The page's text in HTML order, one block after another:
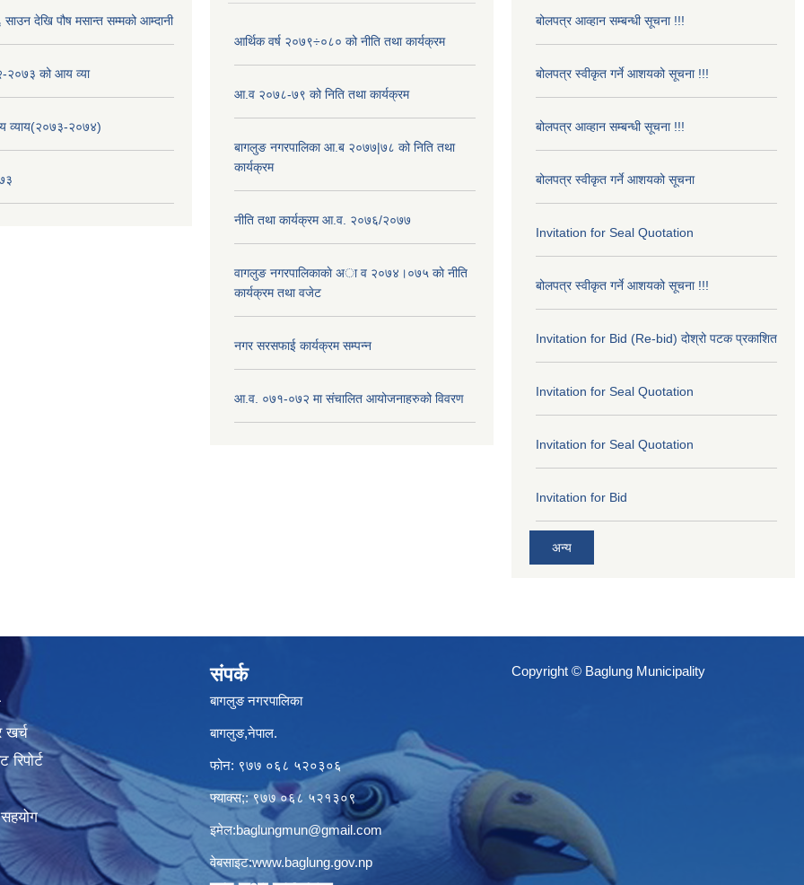
साउन देखि पौष मसान्त सम्मको आम्दानी
को आय व्या
२०७४)
आर्थिक वर्ष २०७९÷०८० को नीति तथा कार्यक्रम
आ.व २०७८-७९ को निति तथा कार्यक्रम
बागलुङ नगरपालिका आ.ब २०७७|७८ को निति तथा
कार्यक्रम
नीति तथा कार्यक्रम आ.व. २०७६/२०७७
वागलुङ नगरपालिकाकाे अा‍ व २०७४।०७५ काे नीति
कार्यक्रम तथा वजेट
नगर सरसफाई कार्यक्रम सम्पन्न
आ.व. ०७१-०७२ मा संचालित आयोजनाहरुको विवरण
बोलपत्र आव्हान सम्बन्धी सूचना !!!
बोलपत्र स्वीकृत गर्ने आशयको सूचना !!!
बोलपत्र आव्हान सम्बन्धी सूचना !!!
बोलपत्र स्वीकृत गर्ने आशयको सूचना
Invitation for Seal Quotation
बोलपत्र स्वीकृत गर्ने आशयको सूचना !!!
Invitation for Bid (Re-bid) दोश्रो पटक प्रकाशित
Invitation for Seal Quotation
Invitation for Seal Quotation
Invitation for Bid
अन्य
खर्च
संपर्क
बागलुङ नगरपालिका
बागलुङ,नेपाल.
फोन: ९७७ ०६८ ५२०३०६
फ्याक्स;: ९७७ ०६८ ५२१३०९
इमेल:baglungmun@gmail.com
वेबसाइट:www.baglung.gov.np
Copyright © Baglung Municipality